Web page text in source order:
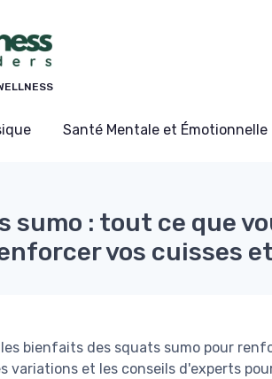
Santé Mentale et Émotionnelle
sumo : tout ce que
vos cuisses
bienfaits des squats sumo pour
variations et les conseils d'experts